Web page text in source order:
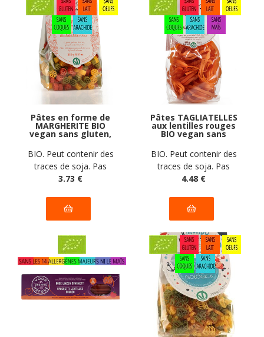
Pâtes en forme de
MARGHERITE BIO
vegan sans gluten,
sans lait, sans oeufs,
sans coque, sans
arachide Pasta
Natura : 250g
BIO. Peut contenir des
traces de soja. Pas
d'autres traces
fabricant
3.73 €
Pâtes TAGLIATELLES
aux lentilles rouges
BIO vegan sans
gluten, sans lait,
sans oeufs, sans
coque, sans arachide
Pasta Natura : 250g
BIO. Peut contenir des
traces de soja. Pas
d'autres traces
fabricant
4.48 €